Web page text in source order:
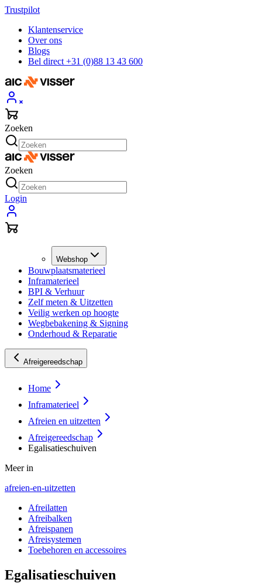
Trustpilot
Klantenservice
Over ons
Blogs
Bel direct +31 (0)88 13 43 600
Zoeken
Zoeken
Login
Webshop
Bouwplaatsmaterieel
Inframaterieel
BPI & Verhuur
Zelf meten & Uitzetten
Veilig werken op hoogte
Wegbebakening & Signing
Onderhoud & Reparatie
Afreigereedschap
Home
Inframaterieel
Afreien en uitzetten
Afreigereedschap
Egalisatieschuiven
Meer in
afreien-en-uitzetten
Afreilatten
Afreibalken
Afreispanen
Afreisystemen
Toebehoren en accessoires
Egalisatieschuiven